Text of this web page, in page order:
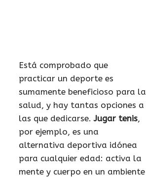
Está comprobado que
practicar un deporte es
sumamente beneficioso para la
salud, y hay tantas opciones a
las que dedicarse.Jugar tenis,
por ejemplo, es una
alternativa deportiva idónea
para cualquier edad: activa la
mente y cuerpo en un ambiente